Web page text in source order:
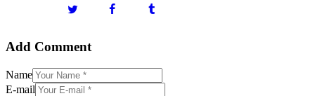
Add Comment
Name
E-mail